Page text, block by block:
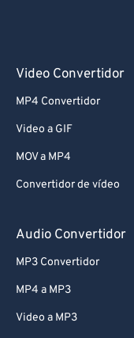
Video Convertidor
MP4 Convertidor
Video a GIF
MOV a MP4
Convertidor de vídeo
Audio Convertidor
MP3 Convertidor
MP4 a MP3
Video a MP3